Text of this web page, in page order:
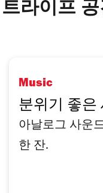
라이프
Music
분위기 좋은
아날로그 사운
한 잔.